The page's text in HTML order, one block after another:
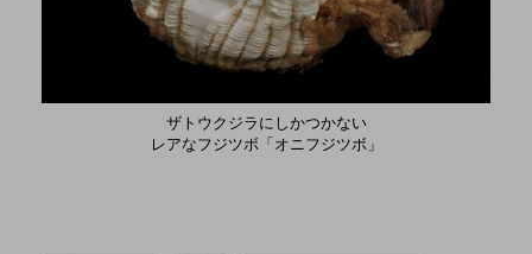
ザトウクジラにしかつかない
レアなフジツボ「オニフジツボ」